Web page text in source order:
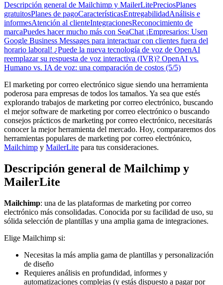
Descripción general de Mailchimp y MailerLitePreciosPlanes
gratuitosPlanes de pagoCaracterísticasEntregabilidadAnálisis e
informesAtención al clienteIntegracionesReconocimiento de
marcaPuedes hacer mucho más con SeaChat ¡Empresarios: Usen
Google Business Messages para interactuar con clientes fuera del
horario laboral! ¿Puede la nueva tecnología de voz de OpenAI
reemplazar su respuesta de voz interactiva (IVR)? OpenAI vs.
Humano vs. IA de voz: una comparación de costos (5/5)
El marketing por correo electrónico sigue siendo una herramienta
poderosa para empresas de todos los tamaños. Ya sea que estés
explorando trabajos de marketing por correo electrónico, buscando
el mejor software de marketing por correo electrónico o buscando
consejos prácticos de marketing por correo electrónico, necesitarás
conocer la mejor herramienta del mercado. Hoy, compararemos dos
herramientas populares de marketing por correo electrónico,
Mailchimp y MailerLite para tus consideraciones.
Descripción general de Mailchimp y
MailerLite
Mailchimp: una de las plataformas de marketing por correo
electrónico más consolidadas. Conocida por su facilidad de uso, su
sólida selección de plantillas y una amplia gama de integraciones.
Elige Mailchimp si:
Necesitas la más amplia gama de plantillas y personalización
de diseño
Requieres análisis en profundidad, informes y
automatizaciones complejas (y estás dispuesto a pagar por